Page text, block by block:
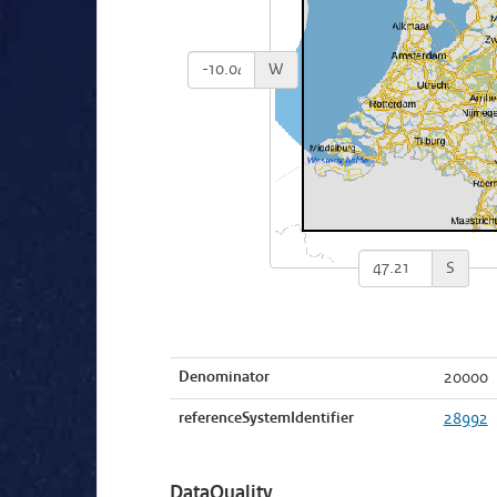
S
W
Denominator 20000
referenceSystemIdentifier 28992